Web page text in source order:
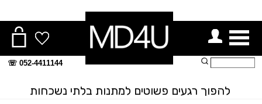
תפריט
052-4411144 ☏
להפוך רגעים פשוטים למתנות בלתי נשכחות